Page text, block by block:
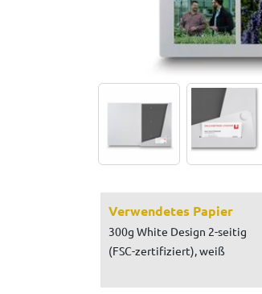
Verwendetes Papier
300g White Design 2-seitig
(FSC-zertifiziert), weiß